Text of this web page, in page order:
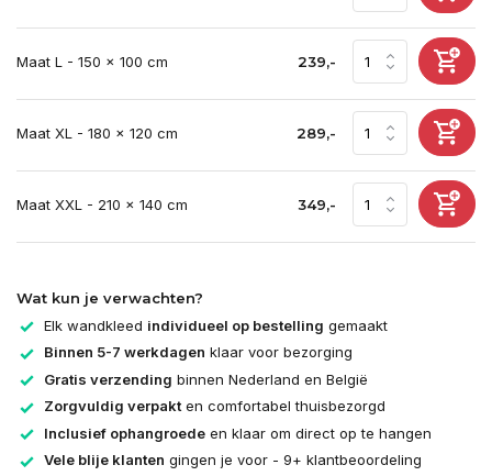
Maat L - 150 x 100 cm 239,-
Maat XL - 180 x 120 cm 289,-
Maat XXL - 210 x 140 cm 349,-
Wat kun je verwachten?
Elk wandkleed individueel op bestelling gemaakt
Binnen 5-7 werkdagen klaar voor bezorging
Gratis verzending binnen Nederland en België
Zorgvuldig verpakten comfortabel thuisbezorgd
Inclusief ophangroede en klaar om direct op te hangen
Vele blije klanten gingen je voor - 9+ klantbeoordeling